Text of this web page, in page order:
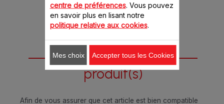
Conçu pour 1
produit(s)
Afin de vous assurer que cet article est bien compatible
centre de préférences. Vous pouvez
en savoir plus en lisant notre
politique relative aux cookies.
Mes choix Accepter tous les Cookies